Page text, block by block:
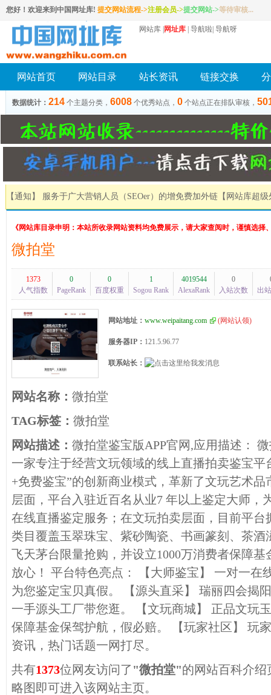
您好！欢迎来到中国网址库! 提交网站流程->注册会员->提交网站->等待审核...
网站库 网址库 导航啦 导航呀
网站首页 网站目录 站长资讯 链接交换
数据统计： 214 个主题分类， 6008 个优秀站点， 0 个站点正在排队审核，
【通知】 服务于广大营销人员（SEOer）的增免费加外链 【网站库超
《网站库目录申明：本站所收录网站资料均免费展示，请大家查阅时，谨慎选择
微拍堂
1373
人气指数
0
PageRank
0
百度权重
1
Sogou Rank
4019544
AlexaRank
0
入站次数
出
网站地址： www.weipaitang.com (网站认领)
服务器IP： 121.5.96.77
联系站长：
网站名称： 微拍堂
TAG标签： 微拍堂
网站描述： 微拍堂鉴宝版APP官网,应用描述：
一家专注于经营文玩领域的线上直播拍卖鉴宝平
+免费鉴宝”的创新商业模式，革新了文玩艺术
层面，平台入驻近百名从业7 年以上鉴定大师，
在线直播鉴定服务；在文玩拍卖层面，目前平
类目覆盖玉翠珠宝、紫砂陶瓷、书画篆刻、茶酒
飞天茅台限量抢购，并设立1000万消费者保障
放心！ 平台特色亮点： 【大师鉴宝】 一对一在
为您鉴定宝贝真假。 【源头直采】 瑞丽四会揭
一手源头工厂带您逛。 【文玩商城】 正品文玩
保障基金保驾护航，假必赔。 【玩家社区】 玩
资讯，热门话题一网打尽。
共有1373位网友访问了 "微拍堂"的网站百科介
略图即可进入该网站主页。